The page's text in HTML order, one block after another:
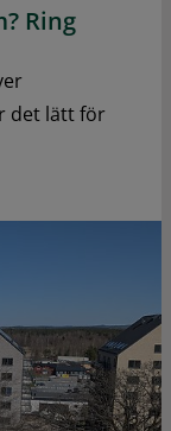
Ring
det lätt för